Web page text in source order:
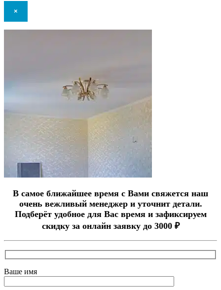
×
В самое ближайшее время с Вами свяжется наш
очень вежливый менеджер и уточнит детали.
Подберёт удобное для Вас время и зафиксируем
скидку за онлайн заявку до 3000 ₽
Ваше имя